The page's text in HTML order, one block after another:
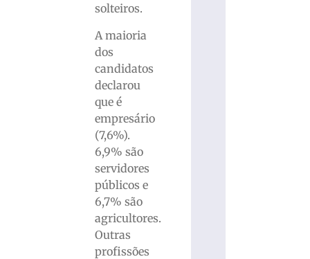
solteiros.
A maioria
dos
candidatos
declarou
que é
empresário
(7,6%).
6,9% são
servidores
públicos e
6,7% são
agricultores.
Outras
profissões